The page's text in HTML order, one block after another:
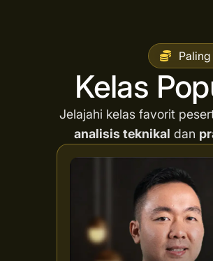
Kelas
Jelajahi kelas favorit
analisis teknikal dan